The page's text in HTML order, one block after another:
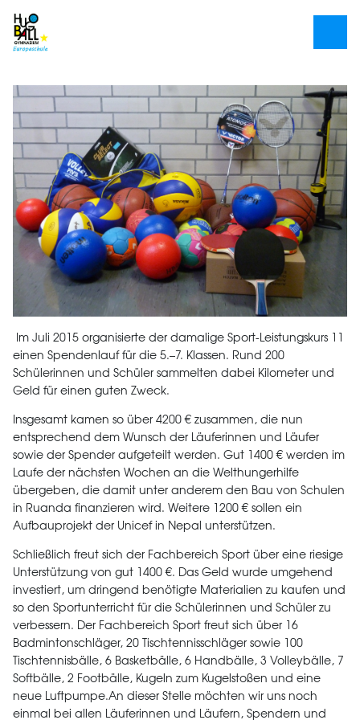
Im Juli 2015 organisierte der damalige Sport-Leistungskurs 11
einen Spendenlauf für die 5.–7. Klassen. Rund 200
Schülerinnen und Schüler sammelten dabei Kilometer und
Geld für einen guten Zweck.
Insgesamt kamen so über 4200 € zusammen, die nun
entsprechend dem Wunsch der Läuferinnen und Läufer
sowie der Spender aufgeteilt werden. Gut 1400 € werden im
Laufe der nächsten Wochen an die Welthungerhilfe
übergeben, die damit unter anderem den Bau von Schulen
in Ruanda finanzieren wird. Weitere 1200 € sollen ein
Aufbauprojekt der Unicef in Nepal unterstützen.
Schließlich freut sich der Fachbereich Sport über eine riesige
Unterstützung von gut 1400 €. Das Geld wurde umgehend
investiert, um dringend benötigte Materialien zu kaufen und
so den Sportunterricht für die Schülerinnen und Schüler zu
verbessern. Der Fachbereich Sport freut sich über 16
Badmintonschläger, 20 Tischtennisschläger sowie 100
Tischtennisbälle, 6 Basketbälle, 6 Handbälle, 3 Volleybälle, 7
Softbälle, 2 Footbälle, Kugeln zum Kugelstoßen und eine
neue Luftpumpe.An dieser Stelle möchten wir uns noch
einmal bei allen Läuferinnen und Läufern, Spendern und